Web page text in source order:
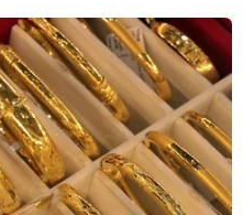
2024 giúp du
cuộc sống